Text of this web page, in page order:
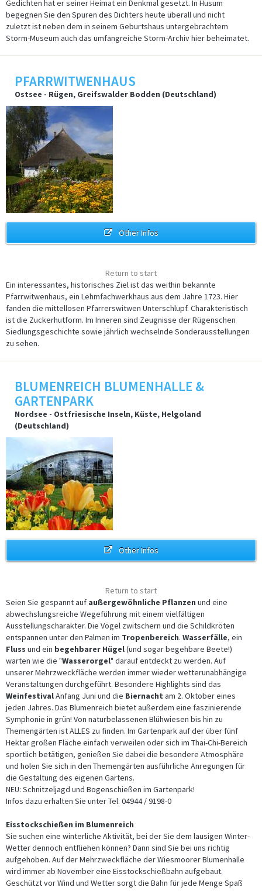
Gedichten hat er seiner Heimat ein Denkmal gesetzt. In Husum
begegnen Sie den Spuren des Dichters heute überall und nicht
zuletzt ist neben dem in seinem Geburtshaus untergebrachtem
Storm-Museum auch das umfangreiche Storm-Archiv hier beheimatet.
PFARRWITWENHAUS
Ostsee - Rügen, Greifswalder Bodden (Deutschland)
Other Infos
Return to start
Ein interessantes, historisches Ziel ist das weithin bekannte
Pfarrwitwenhaus, ein Lehmfachwerkhaus aus dem Jahre 1723. Hier
fanden die mittellosen Pfarrerswitwen Unterschlupf. Charakteristisch
ist die Zuckerhutform. Im Inneren sind Zeugnisse der Rügenschen
Siedlungsgeschichte sowie jährlich wechselnde Sonderausstellungen
zu sehen.
BLUMENREICH BLUMENHALLE &
GARTENPARK
Nordsee - Ostfriesische Inseln, Küste, Helgoland
(Deutschland)
Other Infos
Return to start
Seien Sie gespannt auf außergewöhnliche Pflanzen und eine
abwechslungsreiche Wegeführung mit einem vielfältigen
Ausstellungscharakter. Die Vögel zwitschern und die Schildkröten
entspannen unter den Palmen im Tropenbereich. Wasserfälle, ein
Fluss und ein begehbarer Hügel(und sogar begehbare Beete!)
warten wie die "Wasserorgel" darauf entdeckt zu werden. Auf
unserer Mehrzweckfläche werden immer wieder wetterunabhängige
Veranstaltungen durchgeführt. Besondere Highlights sind das
WeinfestivalAnfang Juni und die Biernacht am 2. Oktober eines
jeden Jahres. Das Blumenreich bietet außerdem eine faszinierende
Symphonie in grün! Von naturbelassenen Blühwiesen bis hin zu
Themengärten ist ALLES zu finden. Im Gartenpark auf der über fünf
Hektar großen Fläche einfach verweilen oder sich im Thai-Chi-Bereich
sportlich betätigen, genießen Sie dabei die besondere Atmosphäre
und holen Sie sich in den Themengärten ausführliche Anregungen für
die Gestaltung des eigenen Gartens.
NEU: Schnitzeljagd und Bogenschießen im Gartenpark!
Infos dazu erhalten Sie unter Tel. 04944 / 9198-0
Eisstockschießen im Blumenreich
Sie suchen eine winterliche Aktivität, bei der Sie dem lausigen Winter-
Wetter dennoch entfliehen können? Dann sind Sie bei uns richtig
aufgehoben. Auf der Mehrzweckfläche der Wiesmoorer Blumenhalle
wird immer ab November eine Eisstockschießbahn aufgebaut.
Geschützt vor Wind und Wetter sorgt die Bahn für jede Menge Spaß